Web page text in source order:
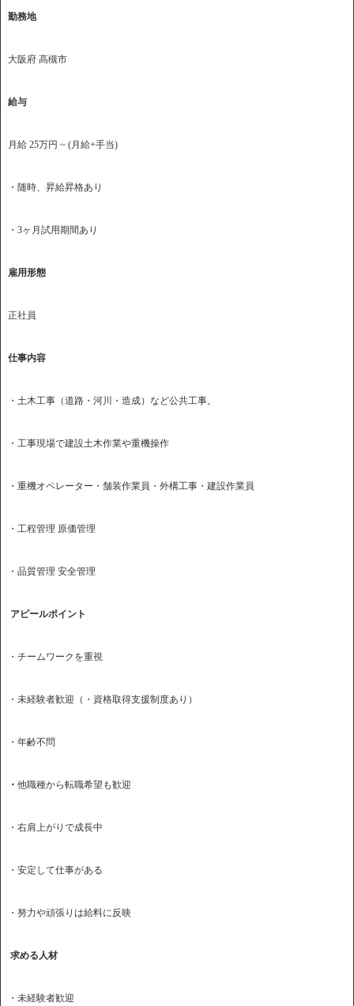
勤務地
大阪府 高槻市
給与
月給 25万円 ~ (月給+手当)
・随時、昇給昇格あり
・3ヶ月試用期間あり
雇用形態
正社員
仕事内容
・土木工事（道路・河川・造成）など公共工事。
・工事現場で建設土木作業や重機操作
・重機オペレーター・舗装作業員・外構工事・建設作業員
・工程管理 原価管理
・品質管理 安全管理
アピールポイント
・チームワークを重視
・未経験者歓迎（・資格取得支援制度あり）
・年齢不問
・ 他職種から転職希望も歓迎
・右肩上がりで成長中
・安定して仕事がある
・努力や頑張りは給料に反映
求める人材
・未経験者歓迎